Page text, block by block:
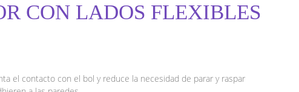
CON LADOS FLEXIBLES
el contacto con el bol y reduce la necesidad de parar y raspar